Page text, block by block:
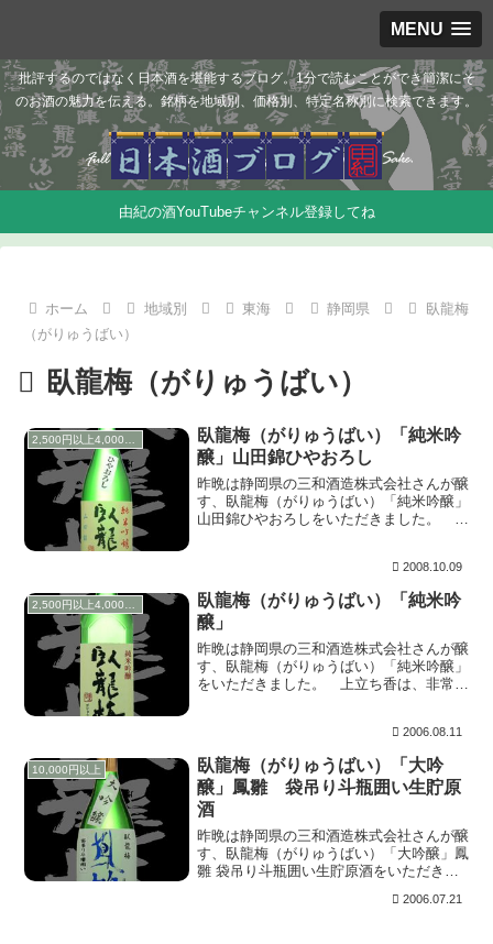
MENU
批評するのではなく日本酒を堪能するブログ。1分で読むことができ簡潔にそ
のお酒の魅力を伝える。銘柄を地域別、価格別、特定名称別に検索できます。
由紀の酒YouTubeチャンネル登録してね
ホーム 地域別 東海 静岡県
臥龍梅
（がりゅうばい）
臥龍梅（がりゅうばい）
2,500円以上4,000円未満
臥龍梅（がりゅうばい）「純米吟
醸」山田錦ひやおろし
昨晩は静岡県の三和酒造株式会社さんが醸
す、臥龍梅（がりゅうばい）「純米吟醸」
山田錦ひやおろしをいただきました。 上
含むと、メリハリのある甘味が心地よくい
かにも芳醇、...
2008.10.09
2,500円以上4,000円未満
臥龍梅（がりゅうばい）「純米吟
醸」
昨晩は静岡県の三和酒造株式会社さんが醸
す、臥龍梅（がりゅうばい）「純米吟醸」
をいただきました。 上立ち香は、非常に
品酒とは随分違うイメージながら、上品で
ポヨン、ポヨ...
2006.08.11
10,000円以上
臥龍梅（がりゅうばい）「大吟
醸」鳳雛 袋吊り斗瓶囲い生貯原
酒
昨晩は静岡県の三和酒造株式会社さんが醸
す、臥龍梅（がりゅうばい）「大吟醸」鳳
雛 袋吊り斗瓶囲い生貯原酒をいただきま
ロンのように香ります。含むと、いきなり
2006.07.21